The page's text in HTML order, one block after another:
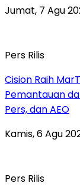
Jumat, 7 Agu
Pers Rilis
Cision Raih
Pemantauan
Pers, dan AEO
Kamis, 6 Agu
Pers Rilis